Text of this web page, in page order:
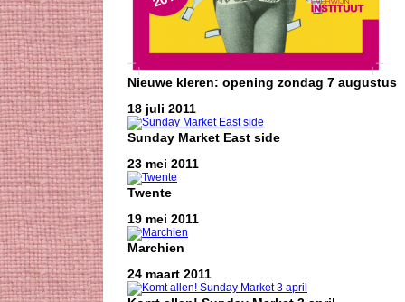
Nieuwe kleren: opening zondag 7 augustus
18 juli 2011
Sunday Market East side
23 mei 2011
Twente
19 mei 2011
Marchien
24 maart 2011